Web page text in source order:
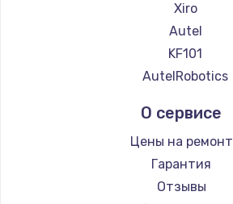
Xiro
Autel
KF101
AutelRobotics
О сервисе
Цены на ремонт
Гарантия
Отзывы